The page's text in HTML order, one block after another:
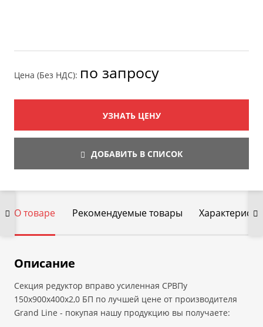
Цена (Без НДС): по запросу
УЗНАТЬ ЦЕНУ
ДОБАВИТЬ В СПИСОК
О товаре Рекомендуемые товары
Описание
Секция редуктор вправо усиленная СРВПу
150х900х400х2,0 БП по лучшей цене от производителя
Grand Line - покупая нашу продукцию вы получаете: